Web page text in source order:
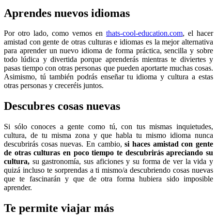
Aprendes nuevos idiomas
Por otro lado, como vemos en thats-cool-education.com, el hacer
amistad con gente de otras culturas e idiomas es la mejor alternativa
para aprender un nuevo idioma de forma práctica, sencilla y sobre
todo lúdica y divertida porque aprenderás mientras te diviertes y
pasas tiempo con otras personas que pueden aportarte muchas cosas.
Asimismo, tú también podrás enseñar tu idioma y cultura a estas
otras personas y creceréis juntos.
Descubres cosas nuevas
Si sólo conoces a gente como tú, con tus mismas inquietudes,
cultura, de tu misma zona y que habla tu mismo idioma nunca
descubrirás cosas nuevas. En cambio,si haces amistad con gente
de otras culturas en poco tiempo te descubrirás apreciando su
cultura, su gastronomía, sus aficiones y su forma de ver la vida y
quizá incluso te sorprendas a ti mismo/a descubriendo cosas nuevas
que te fascinarán y que de otra forma hubiera sido imposible
aprender.
Te permite viajar más